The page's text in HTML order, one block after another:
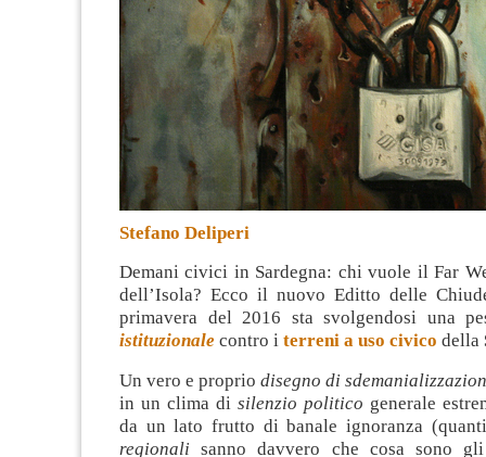
Stefano Deliperi
Demani civici in Sardegna: chi vuole il Far
dell’Isola? Ecco il nuovo Editto delle
primavera del 2016 sta svolgendosi una
istituzionale contro i terreni a uso civico della
Un vero e proprio disegno di
in un clima di silenzio politico generale
da un lato frutto di banale ignoranza
regionali sanno davvero che cosa sono